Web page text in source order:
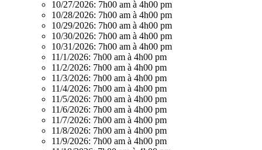
10/27/2026: 7h00 am à 4h00 pm
10/28/2026: 7h00 am à 4h00 pm
10/29/2026: 7h00 am à 4h00 pm
10/30/2026: 7h00 am à 4h00 pm
10/31/2026: 7h00 am à 4h00 pm
11/1/2026: 7h00 am à 4h00 pm
11/2/2026: 7h00 am à 4h00 pm
11/3/2026: 7h00 am à 4h00 pm
11/4/2026: 7h00 am à 4h00 pm
11/5/2026: 7h00 am à 4h00 pm
11/6/2026: 7h00 am à 4h00 pm
11/7/2026: 7h00 am à 4h00 pm
11/8/2026: 7h00 am à 4h00 pm
11/9/2026: 7h00 am à 4h00 pm